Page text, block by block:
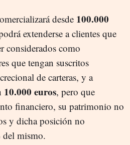
desde 100.000
extenderse a clientes que
considerados como
que tengan suscritos
de carteras, y a
10.000 euros, pero que
financiero, su patrimonio no
y dicha posición no
del mismo.